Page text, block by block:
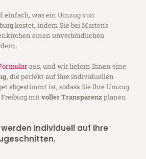
einfach, was ein Umzug von
kostet, indem Sie bei Martens
einen unverbindlichen
aus, und wir liefern Ihnen eine
, die perfekt auf Ihre individuellen
abgestimmt ist, sodass Sie Ihre Umzug
mitvoller Transparenzplanen
werden individuell auf Ihre